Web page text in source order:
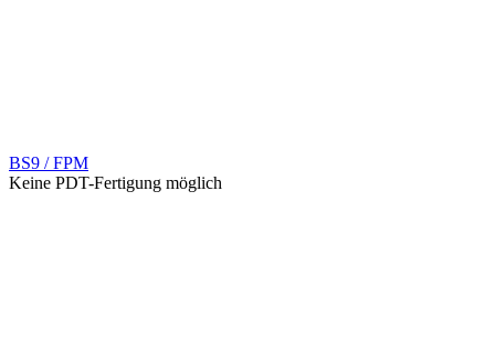
BS9 / FPM
Keine PDT-Fertigung möglich